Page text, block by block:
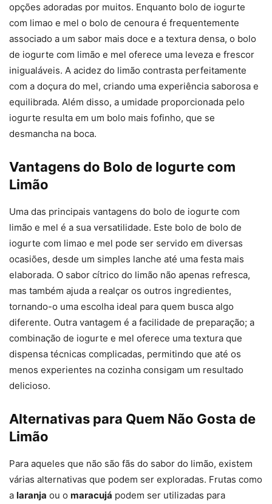
opções adoradas por muitos. Enquanto bolo de iogurte
com limao e mel o bolo de cenoura é frequentemente
associado a um sabor mais doce e a textura densa, o bolo
de iogurte com limão e mel oferece uma leveza e frescor
inigualáveis. A acidez do limão contrasta perfeitamente
com a doçura do mel, criando uma experiência saborosa e
equilibrada. Além disso, a umidade proporcionada pelo
iogurte resulta em um bolo mais fofinho, que se
desmancha na boca.
Vantagens do Bolo de Iogurte com
Limão
Uma das principais vantagens do bolo de iogurte com
limão e mel é a sua versatilidade. Este bolo de bolo de
iogurte com limao e mel pode ser servido em diversas
ocasiões, desde um simples lanche até uma festa mais
elaborada. O sabor cítrico do limão não apenas refresca,
mas também ajuda a realçar os outros ingredientes,
tornando-o uma escolha ideal para quem busca algo
diferente. Outra vantagem é a facilidade de preparação; a
combinação de iogurte e mel oferece uma textura que
dispensa técnicas complicadas, permitindo que até os
menos experientes na cozinha consigam um resultado
delicioso.
Alternativas para Quem Não Gosta de
Limão
Para aqueles que não são fãs do sabor do limão, existem
várias alternativas que podem ser exploradas. Frutas como
a laranja ou o maracujá podem ser utilizadas para